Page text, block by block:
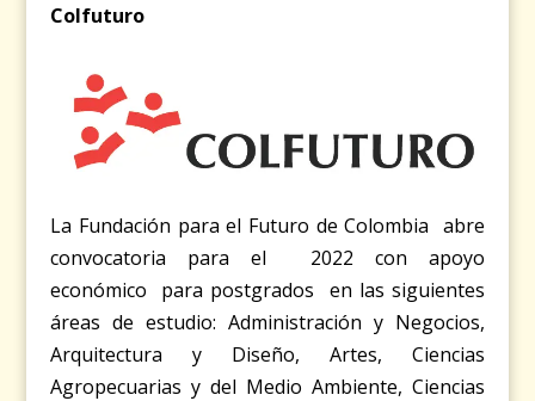
Colfuturo
La Fundación para el Futuro de Colombia abre
convocatoria para el 2022 con apoyo
económico para postgrados en las siguientes
áreas de estudio: Administración y Negocios,
Arquitectura y Diseño, Artes, Ciencias
Agropecuarias y del Medio Ambiente, Ciencias